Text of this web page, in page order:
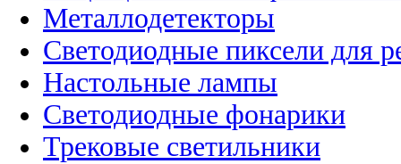
Металлодетекторы
Светодиодные пиксели для
Настольные лампы
Светодиодные фонарики
Трековые светильники